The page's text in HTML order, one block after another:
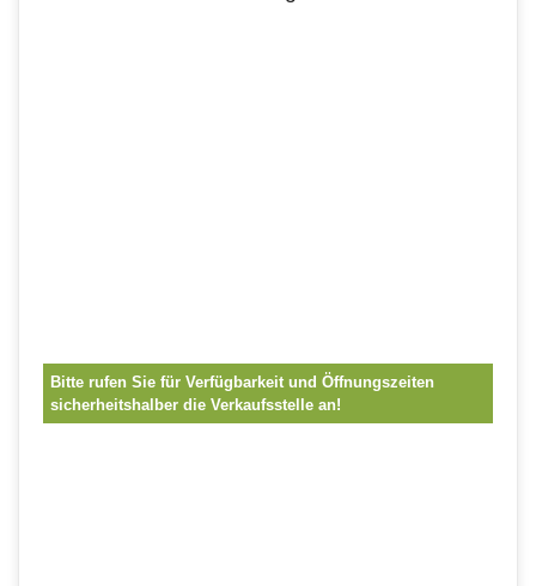
Bitte rufen Sie für Verfügbarkeit und Öffnungszeiten
sicherheitshalber die Verkaufsstelle an!